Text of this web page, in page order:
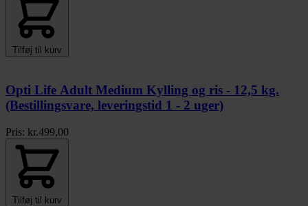
Tilføj til kurv
Opti Life Adult Medium Kylling og ris - 12,5 kg.
(Bestillingsvare, leveringstid 1 - 2 uger)
Pris: kr.499,00
Tilføj til kurv